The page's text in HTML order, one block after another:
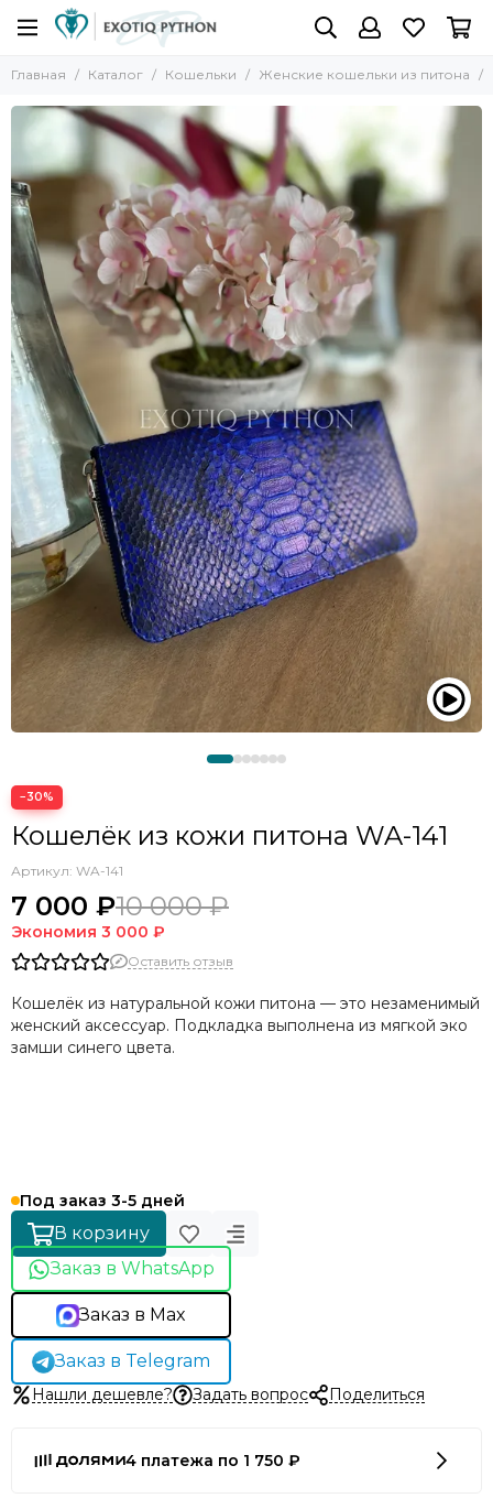
Главная Каталог Кошельки Женские кошельки из питона
−30%
Кошелёк из кожи питона WA-141
Артикул: WA-141
7 000 ₽10 000 ₽
Экономия 3 000 ₽
Оставить отзыв
Кошелёк из натуральной кожи питона — это незаменимый
женский аксессуар. Подкладка выполнена из мягкой эко
замши синего цвета.
Под заказ 3-5 дней
В корзину
Заказ в WhatsApp
Заказ в Max
Заказ в Telegram
Нашли дешевле? Задать вопрос Поделиться
4 платежа по 1 750 ₽